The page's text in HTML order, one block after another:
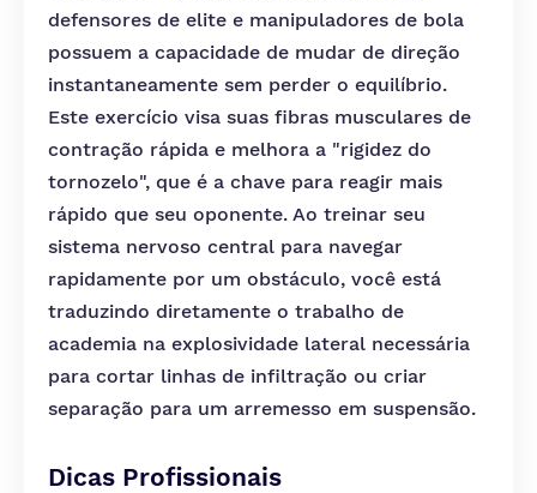
defensores de elite e manipuladores de bola
possuem a capacidade de mudar de direção
instantaneamente sem perder o equilíbrio.
Este exercício visa suas fibras musculares de
contração rápida e melhora a "rigidez do
tornozelo", que é a chave para reagir mais
rápido que seu oponente. Ao treinar seu
sistema nervoso central para navegar
rapidamente por um obstáculo, você está
traduzindo diretamente o trabalho de
academia na explosividade lateral necessária
para cortar linhas de infiltração ou criar
separação para um arremesso em suspensão.
Dicas Profissionais